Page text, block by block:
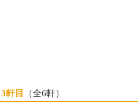
3軒目 （全6軒）